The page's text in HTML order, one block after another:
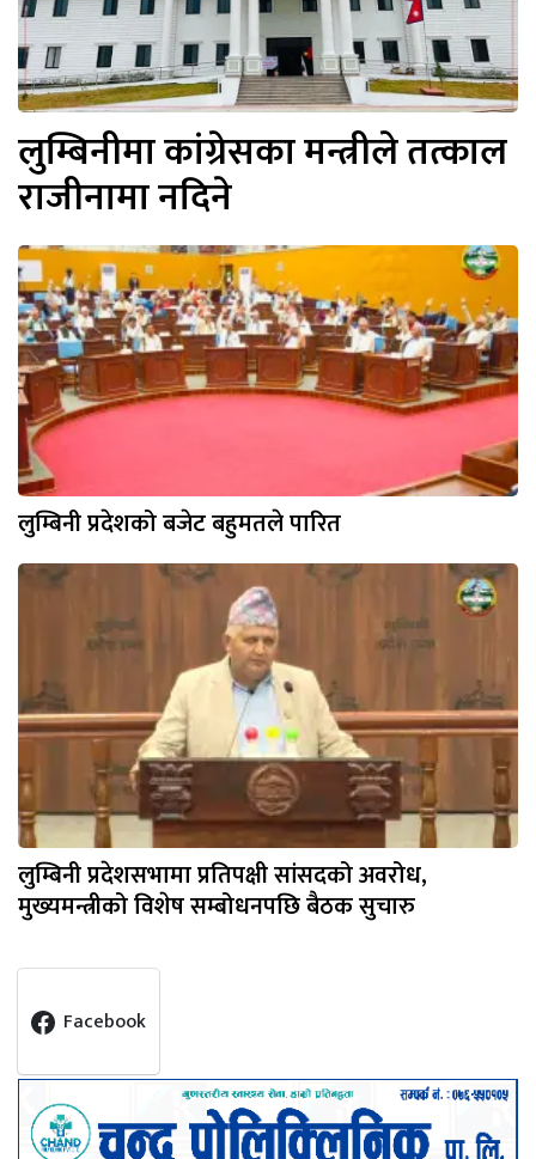
लुम्बिनीमा कांग्रेसका मन्त्रीले तत्काल
राजीनामा नदिने
लुम्बिनी प्रदेशको बजेट बहुमतले पारित
लुम्बिनी प्रदेशसभामा प्रतिपक्षी सांसदको अवरोध,
मुख्यमन्त्रीको विशेष सम्बोधनपछि बैठक सुचारु
Facebook